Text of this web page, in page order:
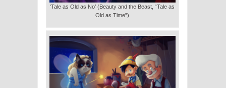
‘Tale as Old as No’ (Beauty and the Beast, “Tale as
Old as Time”)